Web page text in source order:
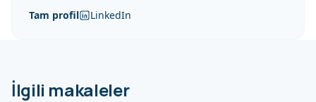
Tam profil
LinkedIn
İlgili makaleler